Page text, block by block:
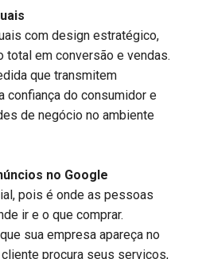
com design estratégico,
em conversão e vendas.
que transmitem
confiança do consumidor e
de negócio no ambiente
no Google
pois é onde as pessoas
ir e o que comprar.
sua empresa apareça no
procura seus serviços,